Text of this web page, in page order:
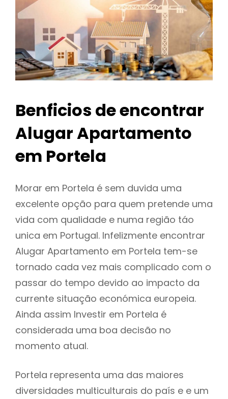
Benficios de encontrar
Alugar Apartamento
em Portela
Morar em Portela é sem duvida uma
excelente opção para quem pretende uma
vida com qualidade e numa região táo
unica em Portugal. Infelizmente encontrar
Alugar Apartamento em Portela tem-se
tornado cada vez mais complicado com o
passar do tempo devido ao impacto da
currente situação económica europeia.
Ainda assim Investir em Portela é
considerada uma boa decisão no
momento atual.
Portela representa uma das maiores
diversidades multiculturais do país e e um